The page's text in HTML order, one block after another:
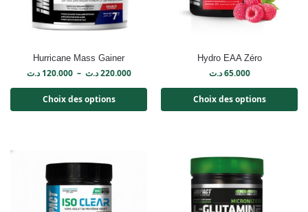
Hurricane Mass Gainer
120.000 د.ت – 220.000 د.ت
Choix des options
Hydro EAA Zéro
65.000 د.ت
Choix des options